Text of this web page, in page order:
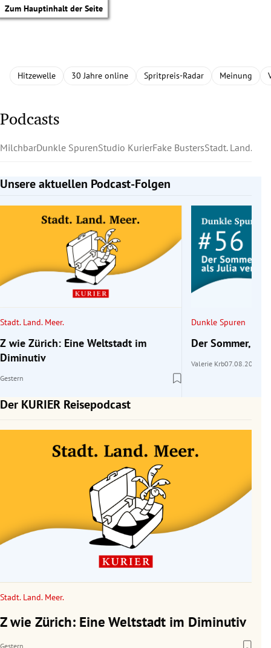
Zum Hauptinhalt der Seite
Untermenü
Untermenü
Untermenü
Untermenü
Untermenü
Hitzewelle 30 Jahre online Spritpreis-Radar Meinung
Podcasts
MilchbarDunkle SpurenStudio KurierFake BustersStadt. Land.
Unsere aktuellen Podcast-Folgen
Slide 1 von 5
Stadt. Land. Meer.
Z wie Zürich: Eine Weltstadt im
Diminutiv
Gestern
Dunkle Spuren
Der Sommer,
Valerie Krb07.08.2026
Der KURIER Reisepodcast
Stadt. Land. Meer.
Z wie Zürich: Eine Weltstadt im Diminutiv
Gestern